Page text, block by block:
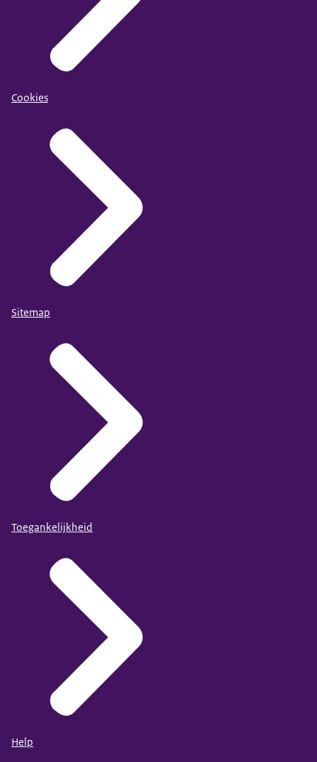
Cookies
Sitemap
Toegankelijkheid
Help